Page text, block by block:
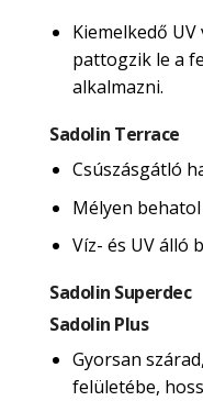
Kiemelkedő
pattogzik le a
alkalmazni.
Sadolin Terrace
Csúszásgátló
Mélyen
Víz- és UV álló
Sadolin Superdec
Sadolin Plus
Gyorsan
felületébe,